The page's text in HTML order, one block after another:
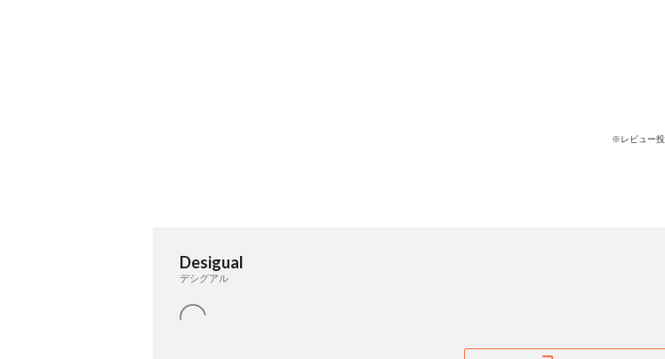
※レビュー投
Desigual
デシグアル